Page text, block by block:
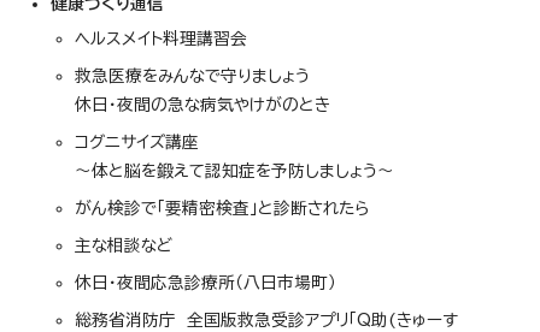
健康づくり通信
ヘルスメイト料理講習会
救急医療をみんなで守りましょう
休日・夜間の急な病気やけがのとき
コグニサイズ講座
～体と脳を鍛えて認知症を予防しましょう～
がん検診で「要精密検査」と診断されたら
主な相談など
休日・夜間応急診療所（八日市場町）
総務省消防庁 全国版救急受診アプリ「Q助(きゅーす